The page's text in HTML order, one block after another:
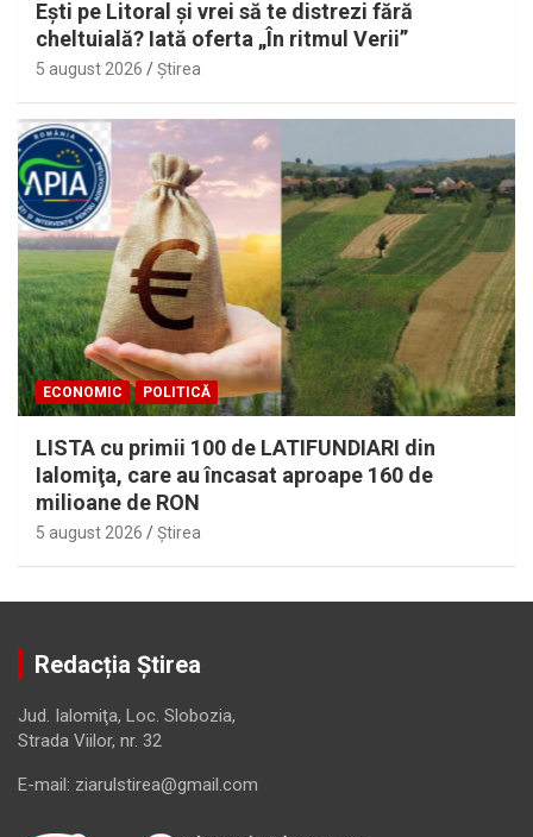
Eşti pe Litoral şi vrei să te distrezi fără
cheltuială? Iată oferta „În ritmul Verii”
5 august 2026 Ştirea
ECONOMIC POLITICĂ
LISTA cu primii 100 de LATIFUNDIARI din
Ialomiţa, care au încasat aproape 160 de
milioane de RON
5 august 2026 Ştirea
Redacția Știrea
Jud. Ialomiţa, Loc. Slobozia,
Strada Viilor, nr. 32
E-mail: ziarulstirea@gmail.com